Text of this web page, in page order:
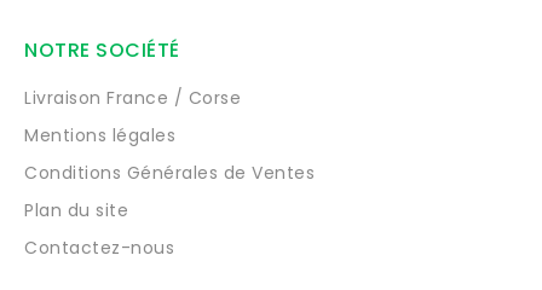
NOTRE SOCIÉTÉ
Livraison France / Corse
Mentions légales
Conditions Générales de Ventes
Plan du site
Contactez-nous